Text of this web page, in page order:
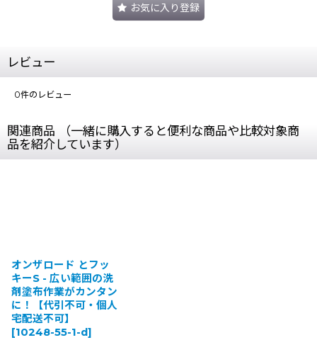
お気に入り登録
レビュー
0件のレビュー
関連商品 （一緒に購入すると便利な商品や比較対象商
品を紹介しています）
オンザロード とフッ
キーS - 広い範囲の洗
剤塗布作業がカンタン
に！【代引不可・個人
宅配送不可】
[10248-55-1-d]